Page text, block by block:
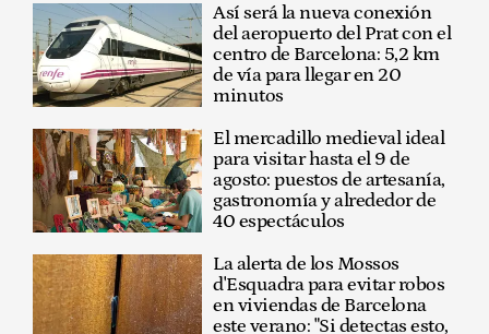
Así será la nueva conexión
del aeropuerto del Prat con el
centro de Barcelona: 5,2 km
de vía para llegar en 20
minutos
El mercadillo medieval ideal
para visitar hasta el 9 de
agosto: puestos de artesanía,
gastronomía y alrededor de
40 espectáculos
La alerta de los Mossos
d'Esquadra para evitar robos
en viviendas de Barcelona
este verano: "Si detectas esto,